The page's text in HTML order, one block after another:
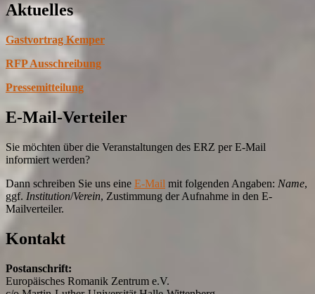
Aktuelles
Gastvortrag Kemper
RFP Ausschreibung
Pressemitteilung
E-Mail-Verteiler
Sie möchten über die Veranstaltungen des ERZ per E-Mail
informiert werden?
Dann schreiben Sie uns eine E-Mail mit folgenden Angaben: Name,
ggf. Institution/Verein, Zustimmung der Aufnahme in den E-
Mailverteiler.
Kontakt
Postanschrift:
Europäisches Romanik Zentrum e.V.